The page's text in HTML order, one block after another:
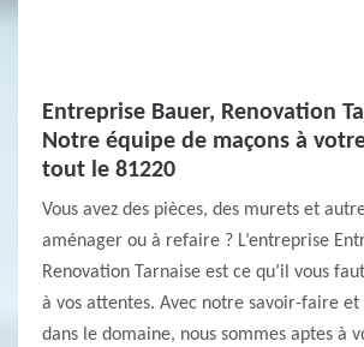
Entreprise Bauer, Renovation
Notre équipe de maçons à
tout le 81220
Vous avez des pièces, des murets et
aménager ou à refaire ? L’entreprise
Renovation Tarnaise est ce qu’il vous
à vos attentes. Avec notre savoir-faire
dans le domaine, nous sommes aptes à